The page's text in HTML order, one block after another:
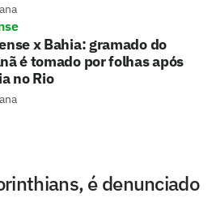
x Bahia: gramado do
é tomado por folhas após
no Rio
é denunciado